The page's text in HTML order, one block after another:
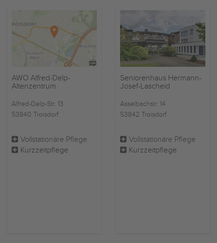
AWO Alfred-Delp-
Altenzentrum
Alfred-Delp-Str. 13
53840 Troisdorf
Vollstationäre Pflege
Kurzzeitpflege
Seniorenhaus Hermann-
Josef-Lascheid
Asselbachstr. 14
53842 Troisdorf
Vollstationäre Pflege
Kurzzeitpflege